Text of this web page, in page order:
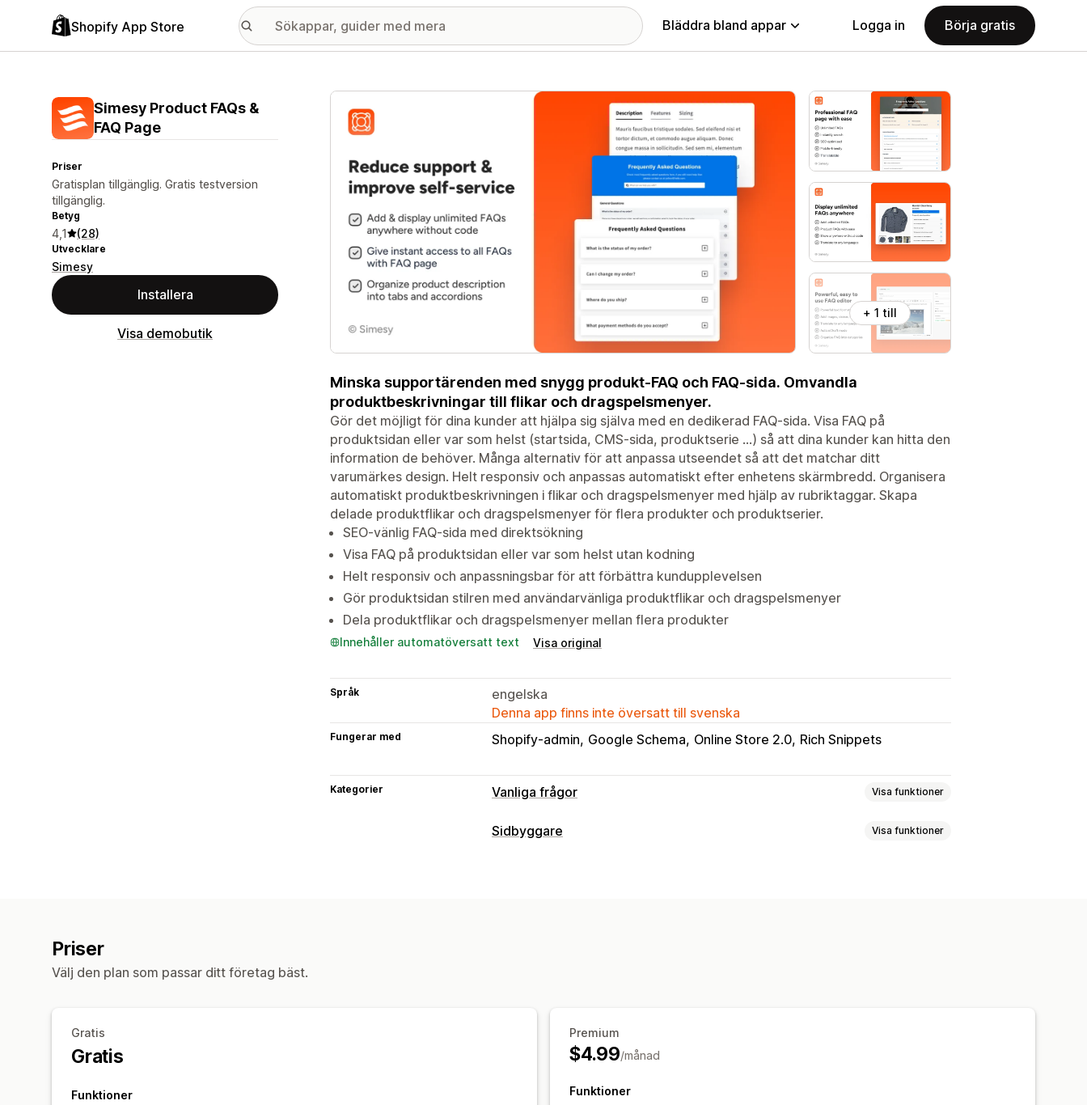
Shopify App Store Bläddra bland appar Logga in Börja gratis
Simesy Product FAQs &
FAQ Page
Priser
Gratisplan tillgänglig. Gratis testversion
tillgänglig.
Betyg
4,1 (28)
Utvecklare
Simesy
Installera
Visa demobutik
Galleri med utvalda bilder
+ 1 till
Minska supportärenden med snygg produkt-FAQ och FAQ-sida. Omvandla
produktbeskrivningar till flikar och dragspelsmenyer.
Gör det möjligt för dina kunder att hjälpa sig själva med en dedikerad FAQ-sida. Visa FAQ på
produktsidan eller var som helst (startsida, CMS-sida, produktserie ...) så att dina kunder kan hitta den
information de behöver. Många alternativ för att anpassa utseendet så att det matchar ditt
varumärkes design. Helt responsiv och anpassas automatiskt efter enhetens skärmbredd. Organisera
automatiskt produktbeskrivningen i flikar och dragspelsmenyer med hjälp av rubriktaggar. Skapa
delade produktflikar och dragspelsmenyer för flera produkter och produktserier.
SEO-vänlig FAQ-sida med direktsökning
Visa FAQ på produktsidan eller var som helst utan kodning
Helt responsiv och anpassningsbar för att förbättra kundupplevelsen
Gör produktsidan stilren med användarvänliga produktflikar och dragspelsmenyer
Dela produktflikar och dragspelsmenyer mellan flera produkter
Innehåller automatöversatt text Visa original
Språk
engelska
Denna app finns inte översatt till svenska
Fungerar med Shopify-admin Google Schema Online Store 2.0 Rich Snippets
Kategorier Vanliga frågor Visa funktioner
Redigeringsverktyg
Sidbyggare Visa funktioner
Priser
Välj den plan som passar ditt företag bäst.
Gratis
Gratis
Funktioner
Premium
$4.99/månad
Funktioner